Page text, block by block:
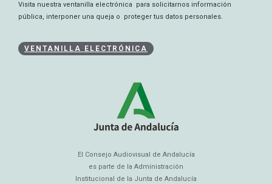
Visita nuestra ventanilla electrónica para solicitarnos información
pública, interponer una queja o proteger tus datos personales.
VENTANILLA ELECTRÓNICA
El Consejo Audiovisual de Andalucía
es parte de la Administración
Institucional de la Junta de Andalucía